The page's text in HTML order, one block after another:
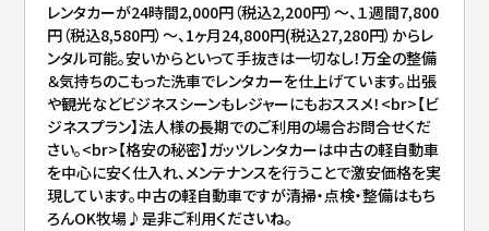
レンタカーが24時間2,000円（税込2,200円）～、１週間7,800
円（税込8,580円）～、1ヶ月24,800円(税込27,280円）からレ
ンタル可能。安いからといって手抜きは一切なし！万全の整備
＆気持ちのこもった洗車でレンタカーを仕上げています。出張
や観光などビジネスシーンもレジャーにもおススメ！<br>【ビ
ジネスプラン】法人様の長期でのご利用の場合お問合せくだ
さい。<br>【格安の秘密】ガッツレンタカーは中古の軽自動車
を中心に安く仕入れ、メンテナンスを行うことで激安価格を実
現しています。中古の軽自動車ですが清掃・点検・整備はもち
ろんOK牧場♪是非ご利用くださいね。